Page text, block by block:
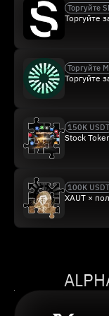
Торгуйте
Торгуйте
Торгуйте
Торгуйте
150K USDT
Stock
100K USDT
XAUT ×